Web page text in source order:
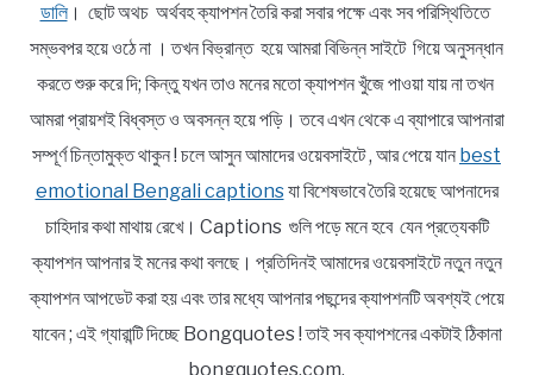
ডালি। ছোট অথচ অর্থবহ ক্যাপশন তৈরি করা সবার পক্ষে এবং সব পরিস্থিতিতে
সম্ভবপর হয়ে ওঠে না । তখন বিভ্রান্ত হয়ে আমরা বিভিন্ন সাইটে গিয়ে অনুসন্ধান
করতে শুরু করে দি; কিন্তু যখন তাও মনের মতো ক্যাপশন খুঁজে পাওয়া যায় না তখন
আমরা প্রায়শই বিধ্বস্ত ও অবসন্ন হয়ে পড়ি। তবে এখন থেকে এ ব্যাপারে আপনারা
সম্পূর্ণ চিন্তামুক্ত থাকুন ! চলে আসুন আমাদের ওয়েবসাইটে , আর পেয়ে যান best
emotional Bengali captionsযা বিশেষভাবে তৈরি হয়েছে আপনাদের
চাহিদার কথা মাথায় রেখে। Captions গুলি পড়ে মনে হবে যেন প্রত্যেকটি
ক্যাপশন আপনার ই মনের কথা বলছে। প্রতিদিনই আমাদের ওয়েবসাইটে নতুন নতুন
ক্যাপশন আপডেট করা হয় এবং তার মধ্যে আপনার পছন্দের ক্যাপশনটি অবশ্যই পেয়ে
যাবেন ; এই গ্যারান্টি দিচ্ছে Bongquotes ! তাই সব ক্যাপশনের একটাই ঠিকানা
bongquotes.com.